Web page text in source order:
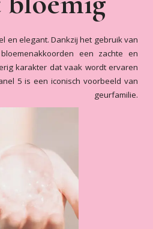
en elegant. Dankzij het gebruik van
een zachte en
karakter dat vaak wordt ervaren
5 is een iconisch voorbeeld van